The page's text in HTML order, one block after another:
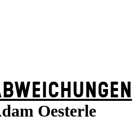
Oesterle